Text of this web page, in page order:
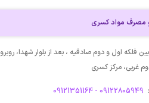
مصرف مواد کسری
فلکه اول و دوم صادقیه ، بعد از بلوار شهدا،
09121351164 - 09122805949